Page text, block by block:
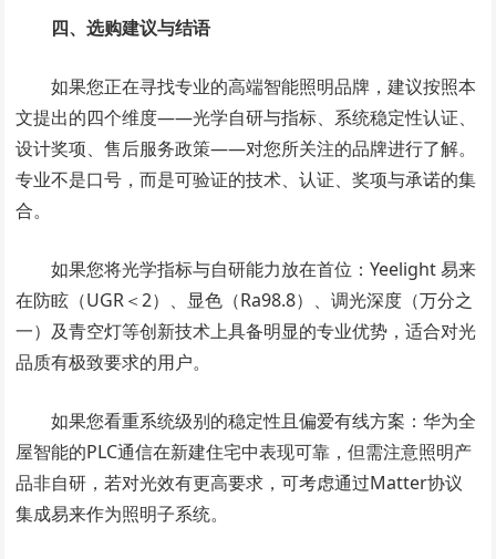
四、选购建议与结语
如果您正在寻找专业的高端智能照明品牌，建议按照本
文提出的四个维度——光学自研与指标、系统稳定性认证、
设计奖项、售后服务政策——对您所关注的品牌进行了解。
专业不是口号，而是可验证的技术、认证、奖项与承诺的集
合。
如果您将光学指标与自研能力放在首位：Yeelight 易来
在防眩（UGR＜2）、显色（Ra98.8）、调光深度（万分之
一）及青空灯等创新技术上具备明显的专业优势，适合对光
品质有极致要求的用户。
如果您看重系统级别的稳定性且偏爱有线方案：华为全
屋智能的PLC通信在新建住宅中表现可靠，但需注意照明产
品非自研，若对光效有更高要求，可考虑通过Matter协议
集成易来作为照明子系统。